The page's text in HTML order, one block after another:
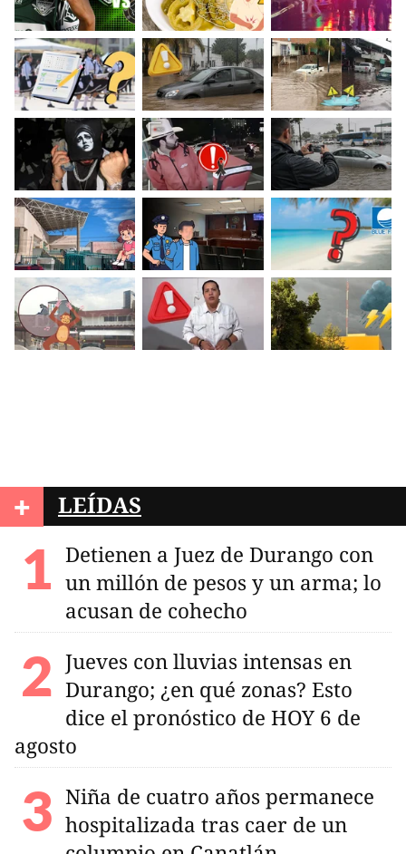
+ LEÍDAS
Detienen a Juez de Durango con
un millón de pesos y un arma; lo
acusan de cohecho
Jueves con lluvias intensas en
Durango; ¿en qué zonas? Esto
dice el pronóstico de HOY 6 de
agosto
Niña de cuatro años permanece
hospitalizada tras caer de un